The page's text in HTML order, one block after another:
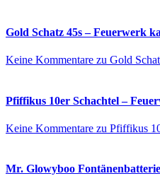
Gold Schatz 45s – Feuerwerk
Keine Kommentare zu Gold
Pfiffikus 10er Schachtel –
Keine Kommentare zu Pfiffikus
Mr. Glowyboo